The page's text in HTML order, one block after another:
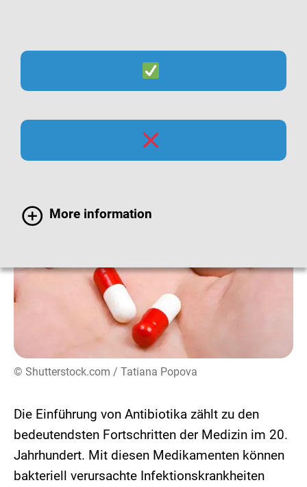
More information
Antibiotika
© Shutterstock.com / Tatiana Popova
Die Einführung von Antibiotika zählt zu den
bedeutendsten Fortschritten der Medizin im 20.
Jahrhundert. Mit diesen Medikamenten können
bakteriell verursachte Infektionskrankheiten